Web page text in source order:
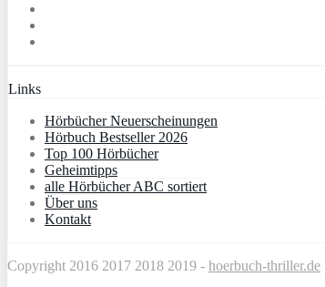
Links
Hörbücher Neuerscheinungen
Hörbuch Bestseller 2026
Top 100 Hörbücher
Geheimtipps
alle Hörbücher ABC sortiert
Über uns
Kontakt
Copyright 2016 2017 2018 2019 - hoerbuch-thriller.de